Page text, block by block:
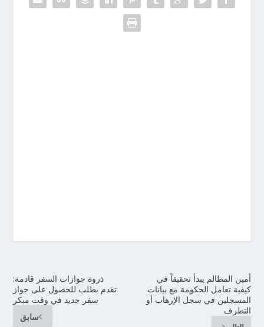
ذروة جوازات السفر قادمة:
تقدم بطلب للحصول على جواز
سفر جديد في وقت مبكر
سابق
أمين المظالم يبدأ تحقيقاً في
كيفية تعامل الحكومة مع بيانات
المسجلين في سجل الإرهاب أو
التطرف